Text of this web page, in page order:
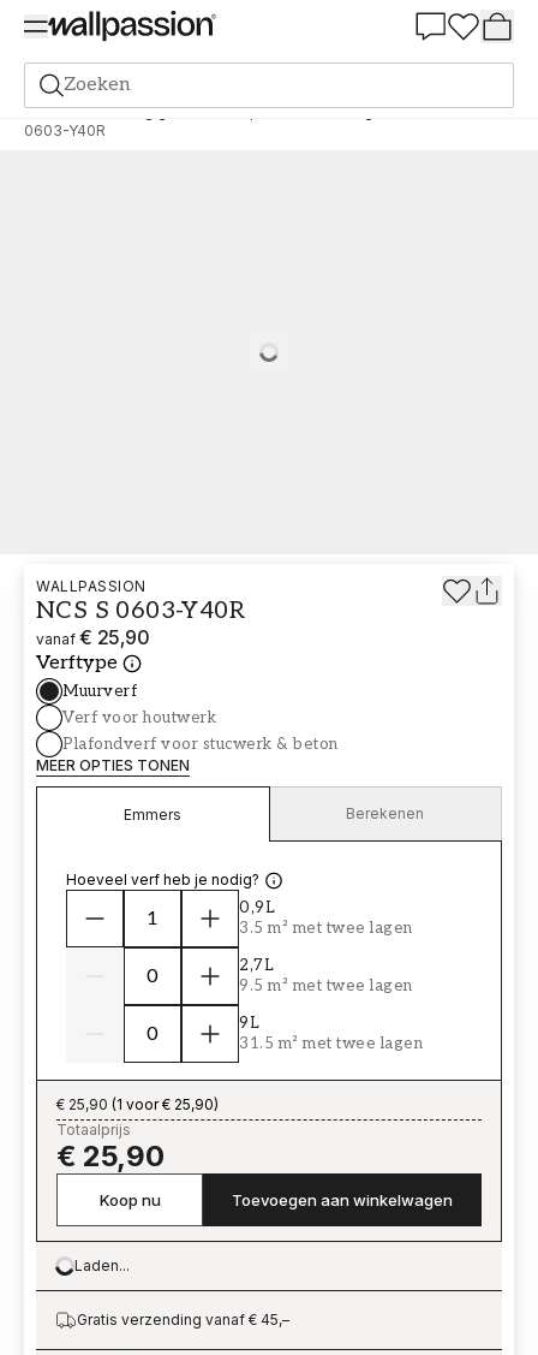
Zoeken
Verf Bestelling gebaseerd op NCS Bestelling door NCS
0603-Y40R
Loading…
WALLPASSION
NCS S 0603-Y40R
vanaf € 25,90
Verftype
Muurverf
Verf voor houtwerk
Plafondverf voor stucwerk & beton
MEER OPTIES TONEN
Emmers Berekenen
Hoeveel verf heb je nodig?
0,9L
3.5 m² met twee lagen
2,7L
9.5 m² met twee lagen
9L
31.5 m² met twee lagen
€ 25,90 (1 voor € 25,90)
Totaalprijs
€ 25,90
Koop nu Toevoegen aan winkelwagen
Loading…
Laden...
Gratis verzending vanaf € 45,–